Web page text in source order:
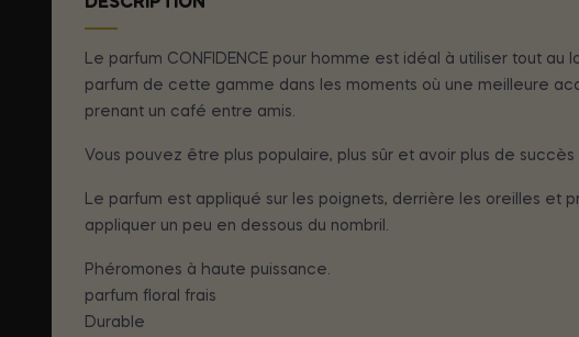
Le parfum CONFIDENCE pour homme est idéal à utiliser tout
parfum de cette gamme dans les moments où une meilleure
prenant un café entre amis.
Vous pouvez être plus populaire, plus sûr et avoir plus de succès
Le parfum est appliqué sur les poignets, derrière les oreilles et
appliquer un peu en dessous du nombril.
Phéromones à haute puissance.
parfum floral frais
Durable